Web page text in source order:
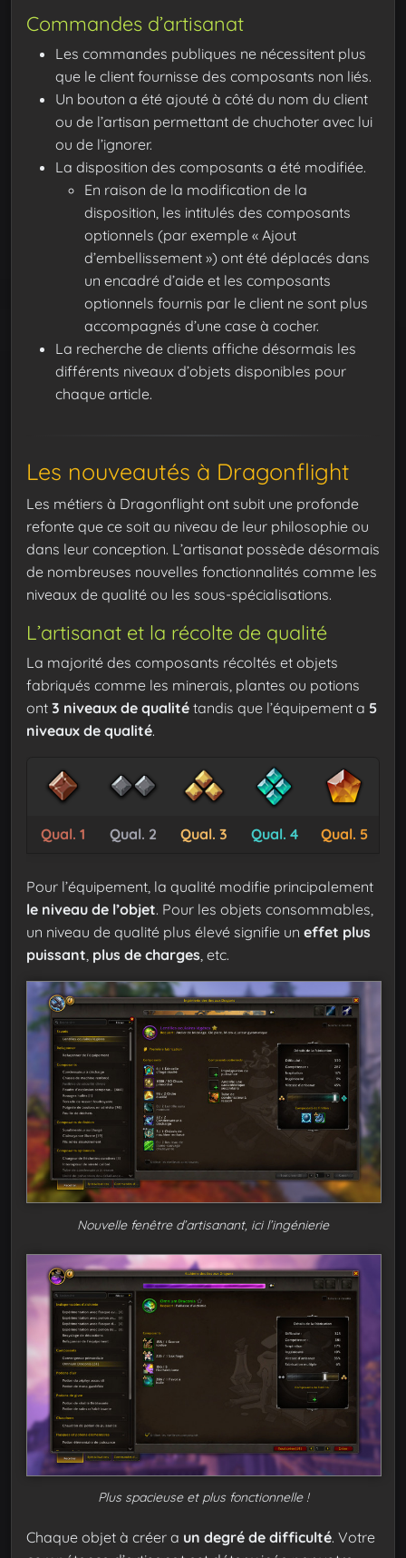
Commandes d’artisanat
Les commandes publiques ne nécessitent plus
que le client fournisse des composants non liés.
Un bouton a été ajouté à côté du nom du client
ou de l’artisan permettant de chuchoter avec lui
ou de l’ignorer.
La disposition des composants a été modifiée.
En raison de la modification de la
disposition, les intitulés des composants
optionnels (par exemple « Ajout
d’embellissement ») ont été déplacés dans
un encadré d’aide et les composants
optionnels fournis par le client ne sont plus
accompagnés d’une case à cocher.
La recherche de clients affiche désormais les
différents niveaux d’objets disponibles pour
chaque article.
Les nouveautés à Dragonflight
Les métiers à Dragonflight ont subit une profonde
refonte que ce soit au niveau de leur philosophie ou
dans leur conception. L’artisanat possède désormais
de nombreuses nouvelles fonctionnalités comme les
niveaux de qualité ou les sous-spécialisations.
L’artisanat et la récolte de qualité
La majorité des composants récoltés et objets
fabriqués comme les minerais, plantes ou potions
ont 3 niveaux de qualité tandis que l’équipement a 5
niveaux de qualité.
Qual. 1 Qual. 2 Qual. 3 Qual. 4 Qual. 5
Pour l’équipement, la qualité modifie principalement
le niveau de l’objet. Pour les objets consommables,
un niveau de qualité plus élevé signifie un effet plus
puissant, plus de charges, etc.
Nouvelle fenêtre d’artisanant, ici l’ingénierie
Plus spacieuse et plus fonctionnelle !
Chaque objet à créer a un degré de difficulté. Votre